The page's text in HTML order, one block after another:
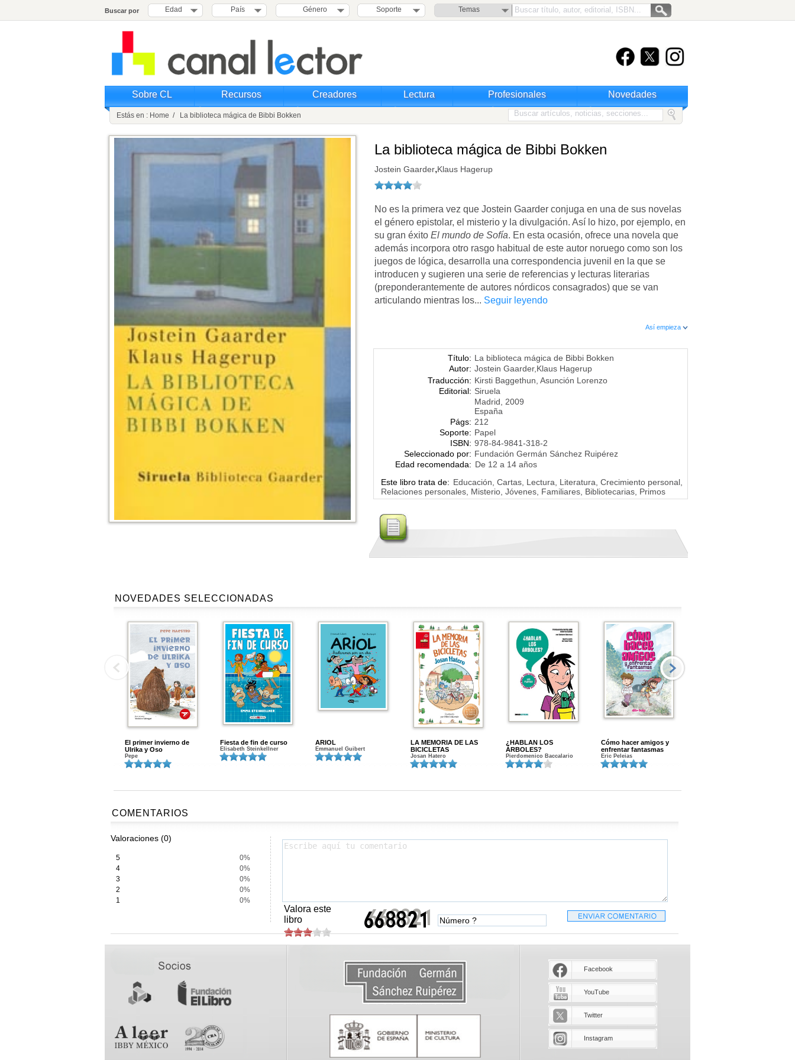
Buscar por Edad País Género Soporte Temas
Sobre CL Recursos Creadores Lectura Profesionales Novedades
Estás en : Home / La biblioteca mágica de Bibbi Bokken
La biblioteca mágica de Bibbi Bokken
Jostein Gaarder,Klaus Hagerup
No es la primera vez que Jostein Gaarder conjuga en una de sus novelas
el género epistolar, el misterio y la divulgación. Así lo hizo, por ejemplo, en
su gran éxito El mundo de Sofía. En esta ocasión, ofrece una novela que
además incorpora otro rasgo habitual de este autor noruego como son los
juegos de lógica, desarrolla una correspondencia juvenil en la que se
introducen y sugieren una serie de referencias y lecturas literarias
(preponderantemente de autores nórdicos consagrados) que se van
articulando mientras los... Seguir leyendo
Así empieza
Título: La biblioteca mágica de Bibbi Bokken
Autor: Jostein Gaarder, Klaus Hagerup
Traducción: Kirsti Baggethun Asunción Lorenzo
Editorial: Siruela
Madrid, 2009
España
Págs: 212
Soporte: Papel
ISBN: 978-84-9841-318-2
Seleccionado por: Fundación Germán Sánchez Ruipérez
Edad recomendada: De 12 a 14 años
Este libro trata de: Educación, Cartas, Lectura, Literatura, Crecimiento personal,
Relaciones personales, Misterio, Jóvenes, Familiares, Bibliotecarias, Primos
NOVEDADES SELECCIONADAS
El primer invierno de
Ulrika y Oso
Pepe
Fiesta de fin de curso
Elisabeth Steinkellner
ARIOL
Emmanuel Guibert
LA MEMORIA DE LAS
BICICLETAS
Josan Hatero
¿HABLAN LOS
ÁRBOLES?
Pierdomenico Baccalario
Cómo hacer amigos y
enfrentar fantasmas
Eric Peleias
COMENTARIOS
Valoraciones (0)
5
0%
4
0%
3
0%
2
0%
1
0%
Valora este
libro
Facebook
YouTube
Twitter
Instagram